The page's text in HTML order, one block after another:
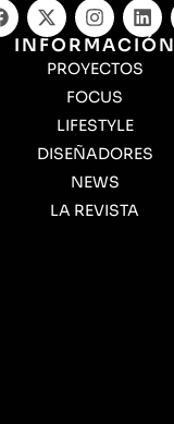
INFORMACIÓN
PROYECTOS
FOCUS
LIFESTYLE
DISEÑADORES
NEWS
LA REVISTA